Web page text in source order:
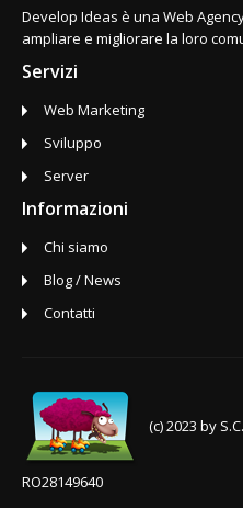
Develop Ideas è una Web
ampliare e migliorare la loro
Servizi
Web Marketing
Sviluppo
Server
Informazioni
Chi siamo
Blog / News
Contatti
(c) 2023 by
RO28149640